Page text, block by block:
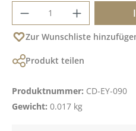
Produkt Anzahl:
Zur Wunschliste
Produkt teilen
Produktnummer: CD-EY-090
Gewicht: 0.017 kg